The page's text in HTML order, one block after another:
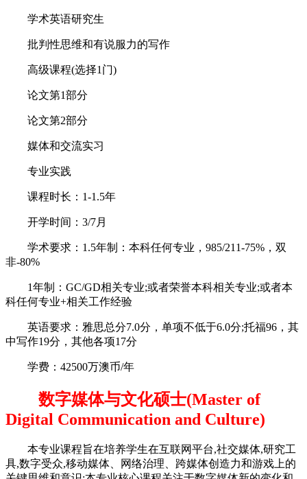
学术英语研究生
批判性思维和有说服力的写作
高级课程(选择1门)
论文第1部分
论文第2部分
媒体和交流实习
专业实践
课程时长：1-1.5年
开学时间：3/7月
学术要求：1.5年制：本科任何专业，985/211-75%，双
非-80%
1年制：GC/GD相关专业;或者荣誉本科相关专业;或者本
科任何专业+相关工作经验
英语要求：雅思总分7.0分，单项不低于6.0分;托福96，其
中写作19分，其他各项17分
学费：42500万澳币/年
数字媒体与文化硕士(Master of
Digital Communication and Culture)
本专业课程旨在培养学生在互联网平台,社交媒体,研究工
具,数字受众,移动媒体、网络治理、跨媒体创造力和游戏上的